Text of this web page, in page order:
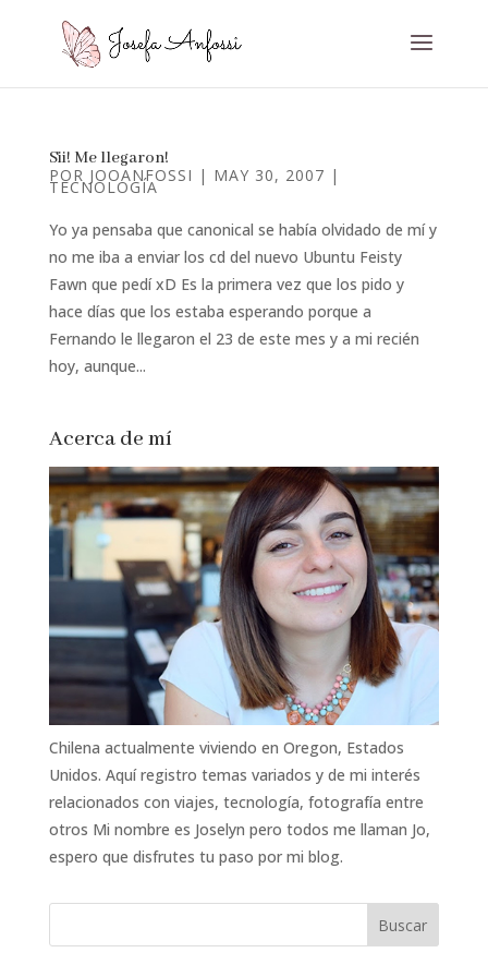
Sii! Me llegaron!
POR JOOANFOSSI | MAY 30, 2007 |
TECNOLOGÍA
Yo ya pensaba que canonical se había olvidado de mí y
no me iba a enviar los cd del nuevo Ubuntu Feisty
Fawn que pedí xD Es la primera vez que los pido y
hace días que los estaba esperando porque a
Fernando le llegaron el 23 de este mes y a mi recién
hoy, aunque...
Acerca de mí
Chilena actualmente viviendo en Oregon, Estados
Unidos. Aquí registro temas variados y de mi interés
relacionados con viajes, tecnología, fotografía entre
otros Mi nombre es Joselyn pero todos me llaman Jo,
espero que disfrutes tu paso por mi blog.